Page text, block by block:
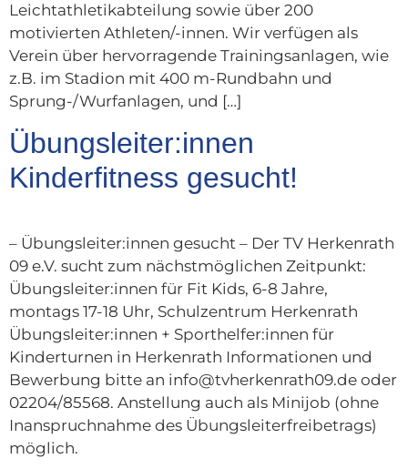
Leichtathletikabteilung sowie über 200
motivierten Athleten/-innen. Wir verfügen als
Verein über hervorragende Trainingsanlagen, wie
z.B. im Stadion mit 400 m-Rundbahn und
Sprung-/Wurfanlagen, und […]
Übungsleiter:innen
Kinderfitness gesucht!
– Übungsleiter:innen gesucht – Der TV Herkenrath
09 e.V. sucht zum nächstmöglichen Zeitpunkt:
Übungsleiter:innen für Fit Kids, 6-8 Jahre,
montags 17-18 Uhr, Schulzentrum Herkenrath
Übungsleiter:innen + Sporthelfer:innen für
Kinderturnen in Herkenrath Informationen und
Bewerbung bitte an info@tvherkenrath09.de oder
02204/85568. Anstellung auch als Minijob (ohne
Inanspruchnahme des Übungsleiterfreibetrags)
möglich.